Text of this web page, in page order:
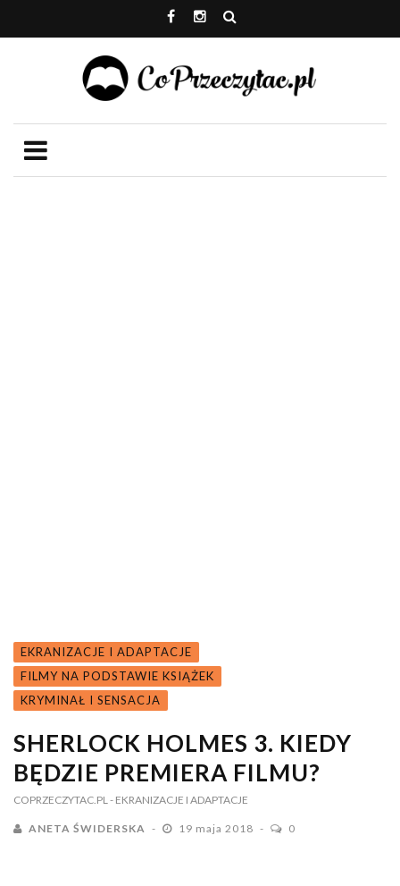
EKRANIZACJE I ADAPTACJE
FILMY NA PODSTAWIE KSIĄŻEK
KRYMINAŁ I SENSACJA
SHERLOCK HOLMES 3. KIEDY
BĘDZIE PREMIERA FILMU?
COPRZECZYTAC.PL - EKRANIZACJE I ADAPTACJE
ANETA ŚWIDERSKA 19 maja 2018 0